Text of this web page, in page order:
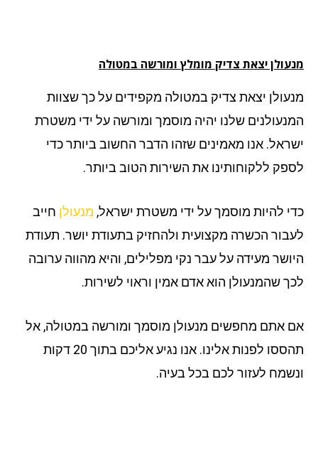
יצאת צדיק מומלץ ומורשה במטולה
יצאת צדיק במטולה מקפידים על כך שצוות
שלנו יהיה מוסמך ומורשה על ידי משטרת
אנו מאמינים שזהו הדבר החשוב ביותר כדי
ללקוחותינו את השירות הטוב ביותר.
להיות מוסמך על ידי משטרת ישראל,מנעולןחייב
הכשרה מקצועית ולהחזיק בתעודת יושר. תעודת
מעידה על עבר נקי מפלילים, והיא מהווה ערובה
שהמנעולן הוא אדם אמין וראוי לשירות.
אתם מחפשים מנעולן מוסמך ומורשה במטולה, אל
תהססו לפנות אלינו. אנו נגיע אליכם בתוך 20 דקות
לעזור לכם בכל בעיה.